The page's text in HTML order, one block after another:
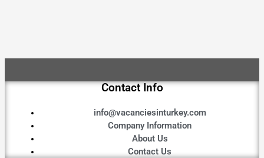
Contact Info
info@vacanciesinturkey.com
Company Information
About Us
Contact Us